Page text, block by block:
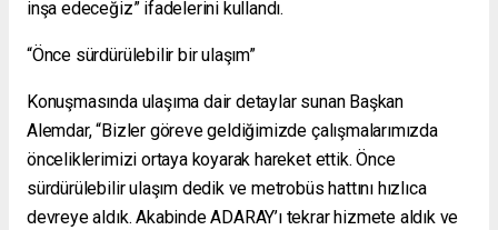
inşa edeceğiz” ifadelerini kullandı.
“Önce sürdürülebilir bir ulaşım”
Konuşmasında ulaşıma dair detaylar sunan Başkan
Alemdar, “Bizler göreve geldiğimizde çalışmalarımızda
önceliklerimizi ortaya koyarak hareket ettik. Önce
sürdürülebilir ulaşım dedik ve metrobüs hattını hızlıca
devreye aldık. Akabinde ADARAY’ı tekrar hizmete aldık ve